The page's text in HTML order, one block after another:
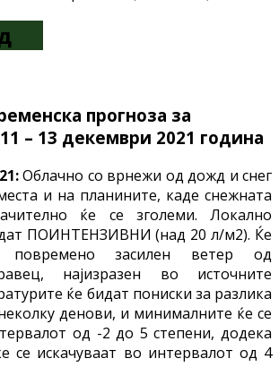
прогноза за
– 13 декември 2021 година
Облачно со врнежи од дожд и снег
и на планините, каде снежната
ќе се зголеми. Локално
ПОИНТЕНЗИВНИ (над 20 л/м2). Ќе
повремено засилен ветер од
најизразен во источните
ќе бидат пониски за разлика
денови, и минималните ќе се
од -2 до 5 степени, додека
се искачуваат во интервалот од 4